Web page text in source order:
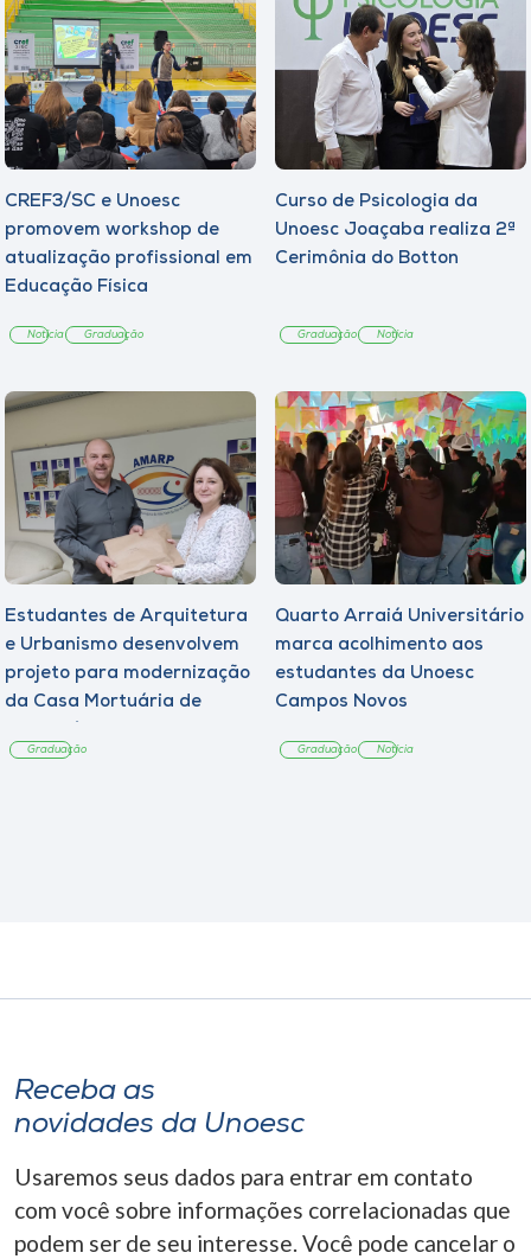
CREF3/SC e Unoesc
promovem workshop de
atualização profissional em
Educação Física
Notícia Graduação
Curso de Psicologia da
Unoesc Joaçaba realiza 2ª
Cerimônia do Botton
Graduação Notícia
Estudantes de Arquitetura
e Urbanismo desenvolvem
projeto para modernização
da Casa Mortuária de
Graduação
Quarto Arraiá Universitário
marca acolhimento aos
estudantes da Unoesc
Campos Novos
Graduação Notícia
Receba as
novidades da Unoesc
Usaremos seus dados para entrar em contato
com você sobre informações correlacionadas que
podem ser de seu interesse. Você pode cancelar o